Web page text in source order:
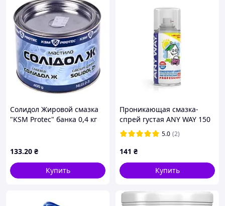
Солидол Жировой cмазка
"KSM Protec" банка 0,4 кг
133.20 ₴
Купить
Проникающая смазка-
спрей густая ANY WAY 150
мл
5.0 (2)
141 ₴
Купить